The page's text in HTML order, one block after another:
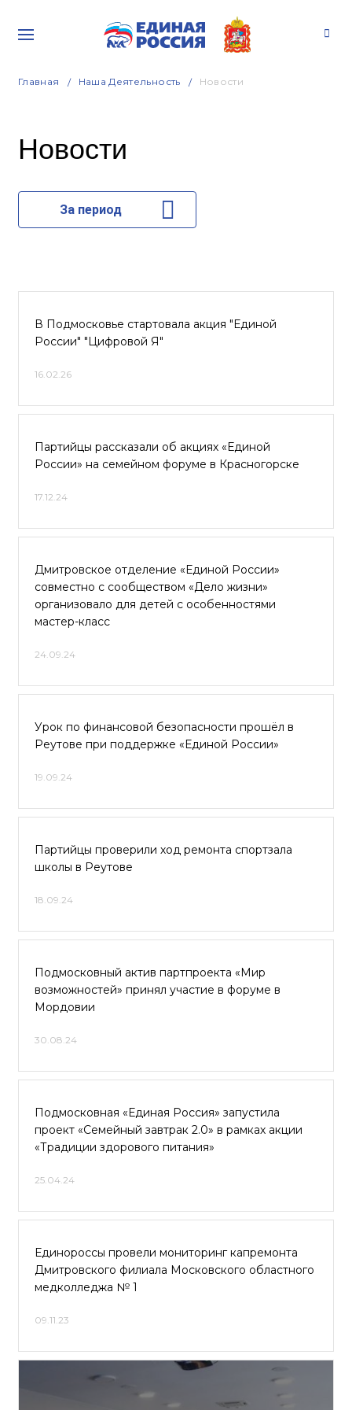
Главная Наша Деятельность Новости
Новости
За период
В Подмосковье стартовала акция "Единой
России" "Цифровой Я"
16.02.26
Партийцы рассказали об акциях «Единой
России» на семейном форуме в Красногорске
17.12.24
Дмитровское отделение «Единой России»
совместно с сообществом «Дело жизни»
организовало для детей с особенностями
мастер-класс
24.09.24
Урок по финансовой безопасности прошёл в
Реутове при поддержке «Единой России»
19.09.24
Партийцы проверили ход ремонта спортзала
школы в Реутове
18.09.24
Подмосковный актив партпроекта «Мир
возможностей» принял участие в форуме в
Мордовии
30.08.24
Подмосковная «Единая Россия» запустила
проект «Семейный завтрак 2.0» в рамках акции
«Традиции здорового питания»
25.04.24
Единороссы провели мониторинг капремонта
Дмитровского филиала Московского областного
медколледжа № 1
09.11.23